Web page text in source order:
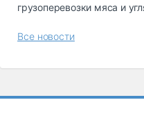
грузоперевозки мяса и
Все новости